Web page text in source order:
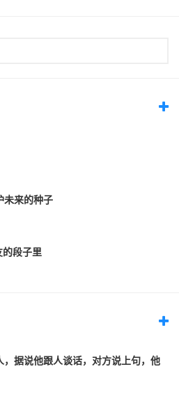
未来的种子
的段子里
据说他跟人谈话，对方说上句，他